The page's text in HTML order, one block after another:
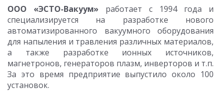
ООО «ЭСТО-Вакуум» работает с 1994 года и
специализируется на разработке нового
автоматизированного вакуумного оборудования
для напыления и травления различных материалов,
а также разработке ионных источников,
магнетронов, генераторов плазм, инверторов и т.п.
За это время предприятие выпустило около 100
установок.